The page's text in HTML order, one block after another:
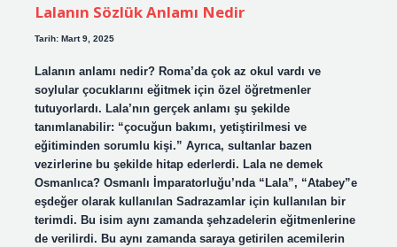
Lalanın Sözlük Anlamı Nedir
Tarih: Mart 9, 2025
Lalanın anlamı nedir? Roma’da çok az okul vardı ve
soylular çocuklarını eğitmek için özel öğretmenler
tutuyorlardı. Lala’nın gerçek anlamı şu şekilde
tanımlanabilir: “çocuğun bakımı, yetiştirilmesi ve
eğitiminden sorumlu kişi.” Ayrıca, sultanlar bazen
vezirlerine bu şekilde hitap ederlerdi. Lala ne demek
Osmanlıca? Osmanlı İmparatorluğu’nda “Lala”, “Atabey”e
eşdeğer olarak kullanılan Sadrazamlar için kullanılan bir
terimdi. Bu isim aynı zamanda şehzadelerin eğitmenlerine
de verilirdi. Bu aynı zamanda saraya getirilen acemilerin